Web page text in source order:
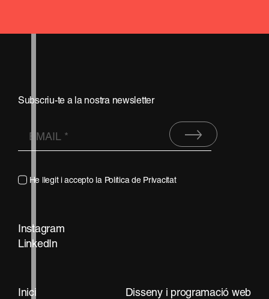
Subscriu-te a la nostra newsletter
He llegit i accepto la Política de Privacitat
Instagram
LinkedIn
Inici
Disseny i programació web